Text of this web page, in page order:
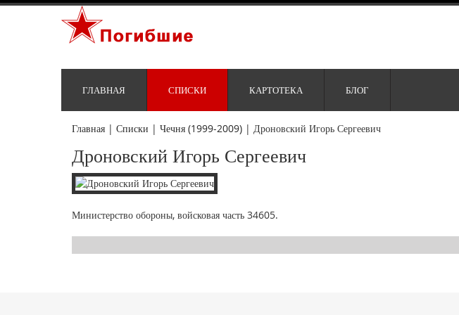
ГЛАВНАЯ СПИСКИ КАРТОТЕКА БЛОГ
Главная | Списки | Чечня (1999-2009) | Дроновский Игорь Сергеевич
Дроновский Игорь Сергеевич
Министерство обороны, войсковая часть 34605.